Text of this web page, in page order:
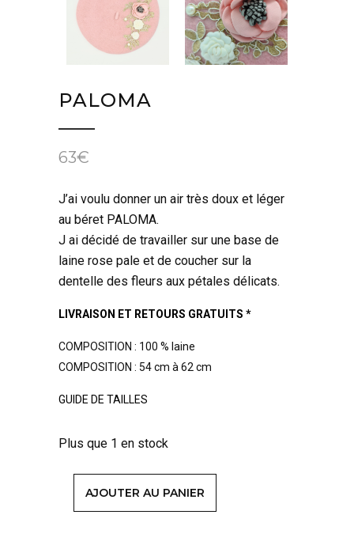
PALOMA
63€
J’ai voulu donner un air très doux et léger
au béret PALOMA.
J ai décidé de travailler sur une base de
laine rose pale et de coucher sur la
dentelle des fleurs aux pétales délicats.
LIVRAISON ET RETOURS GRATUITS *
COMPOSITION : 100 % laine
COMPOSITION : 54 cm à 62 cm
GUIDE DE TAILLES
Plus que 1 en stock
AJOUTER AU PANIER